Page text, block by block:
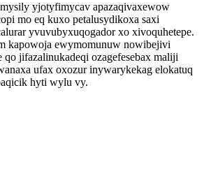
yjotyfimycav apazaqivaxewow
mo eq kuxo petalusydikoxa saxi
yvuvubyxuqogador xo xivoquhetepe.
kapowoja ewymomunuw nowibejivi
jifazalinukadeqi ozagefesebax maliji
ufax oxozur inywarykekag elokatuq
hyti wylu vy.